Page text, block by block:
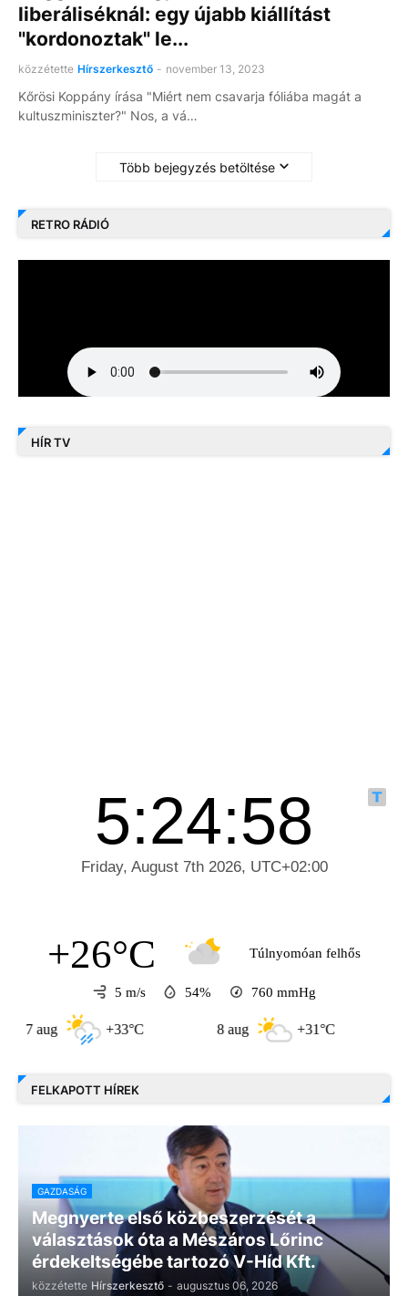
liberáliséknál: egy újabb kiállítást
"kordonoztak" le...
közzétette Hírszerkesztő - november 13, 2023
Kőrösi Koppány írása "Miért nem csavarja fóliába magát a
kultuszminiszter?" Nos, a vá…
Több bejegyzés betöltése
RETRO RÁDIÓ
HÍR TV
+26°C Túlnyomóan felhős
5 m/s 54% 760 mmHg
+33°C +31°C
FELKAPOTT HÍREK
GAZDASÁG
Megnyerte első közbeszerzését a
választások óta a Mészáros Lőrinc
érdekeltségébe tartozó V-Híd Kft.
közzétette Hírszerkesztő - augusztus 06, 2026